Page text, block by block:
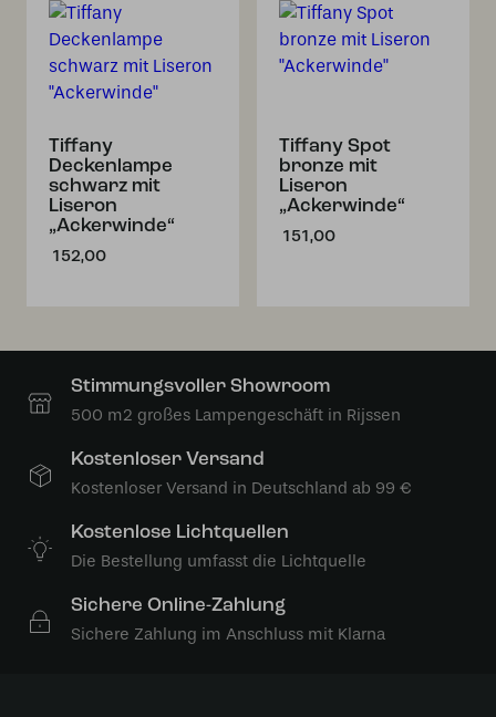
Tiffany
Deckenlampe
schwarz mit
Liseron
„Ackerwinde“
152,00
Tiffany Spot
bronze mit
Liseron
„Ackerwinde“
151,00
Stimmungsvoller Showroom
500 m2 großes Lampengeschäft in Rijssen
Kostenloser Versand
Kostenloser Versand in Deutschland ab 99 €
Kostenlose Lichtquellen
Die Bestellung umfasst die Lichtquelle
Sichere Online-Zahlung
Sichere Zahlung im Anschluss mit Klarna